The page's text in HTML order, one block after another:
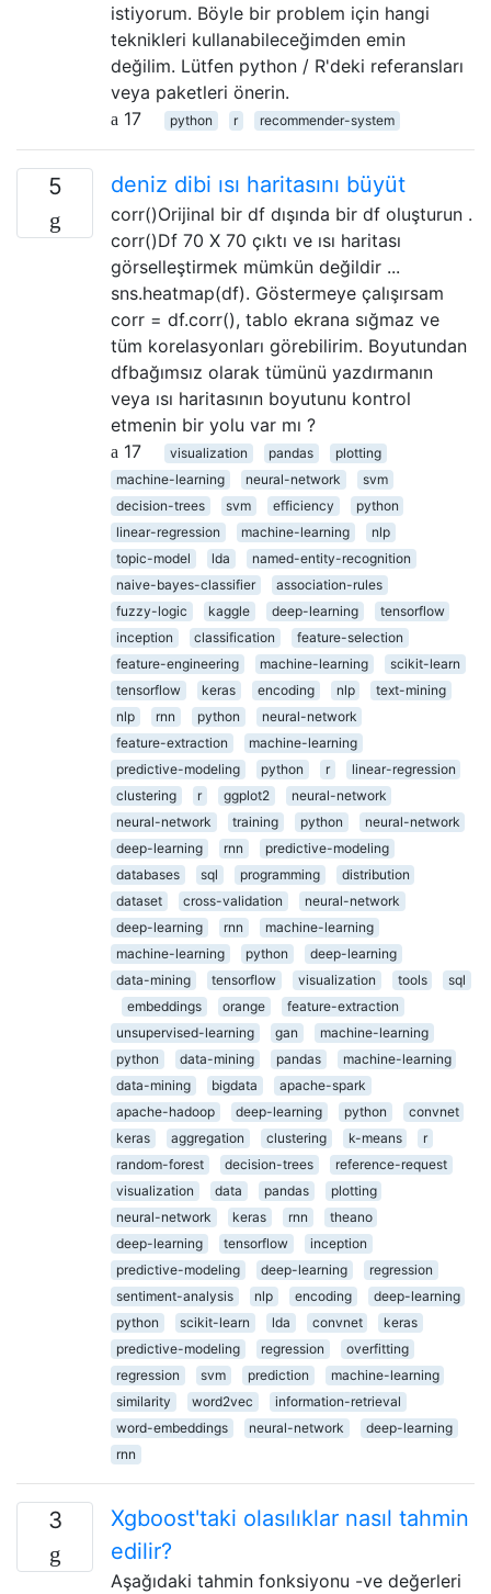
istiyorum. Böyle bir problem için hangi
teknikleri kullanabileceğimden emin
değilim. Lütfen python / R'deki referansları
veya paketleri önerin.
17
python r recommender-system
5 deniz dibi ısı haritasını büyüt
corr()Orijinal bir df dışında bir df oluşturun .
corr()Df 70 X 70 çıktı ve ısı haritası
görselleştirmek mümkün değildir ...
sns.heatmap(df). Göstermeye çalışırsam
corr = df.corr(), tablo ekrana sığmaz ve
tüm korelasyonları görebilirim. Boyutundan
dfbağımsız olarak tümünü yazdırmanın
veya ısı haritasının boyutunu kontrol
etmenin bir yolu var mı ?
17
visualization pandas
plotting
machine-learning
neural-network
svm
decision-trees
svm efficiency
python
linear-regression
machine-learning
nlp
topic-model
lda
named-entity-recognition
naive-bayes-classifier
association-rules
fuzzy-logic
kaggle deep-learning
tensorflow
inception
classification
feature-selection
feature-engineering
machine-learning
scikit-learn
tensorflow
keras encoding nlp
text-mining
nlp
rnn python
neural-network
feature-extraction
machine-learning
predictive-modeling
python r
linear-regression
clustering
r ggplot2
neural-network
neural-network
training python
neural-network
deep-learning
rnn
predictive-modeling
databases
sql programming
distribution
dataset
cross-validation
neural-network
deep-learning
rnn
machine-learning
machine-learning
python
deep-learning
data-mining
tensorflow visualization tools
sql
embeddings
orange
feature-extraction
unsupervised-learning
gan
machine-learning
python
data-mining pandas
machine-learning
data-mining
bigdata
apache-spark
apache-hadoop
deep-learning python
convnet
keras
aggregation clustering k-means
r
random-forest
decision-trees
reference-request
visualization
data pandas
plotting
neural-network
keras rnn
theano
deep-learning
tensorflow
inception
predictive-modeling
deep-learning
regression
sentiment-analysis
nlp encoding
deep-learning
python
scikit-learn lda convnet
keras
predictive-modeling
regression
overfitting
regression
svm prediction
machine-learning
similarity
word2vec
information-retrieval
word-embeddings
neural-network
deep-learning
rnn
3
Xgboost'taki olasılıklar nasıl tahmin
edilir?
Aşağıdaki tahmin fonksiyonu -ve değerleri